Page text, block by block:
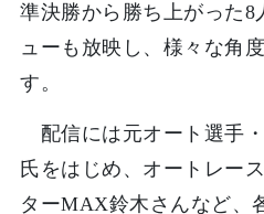
準決勝から勝ち上がった8
ューも放映し、様々な角
す。
配信には元オート選手
氏をはじめ、オートレー
ターMAX鈴木さんなど、